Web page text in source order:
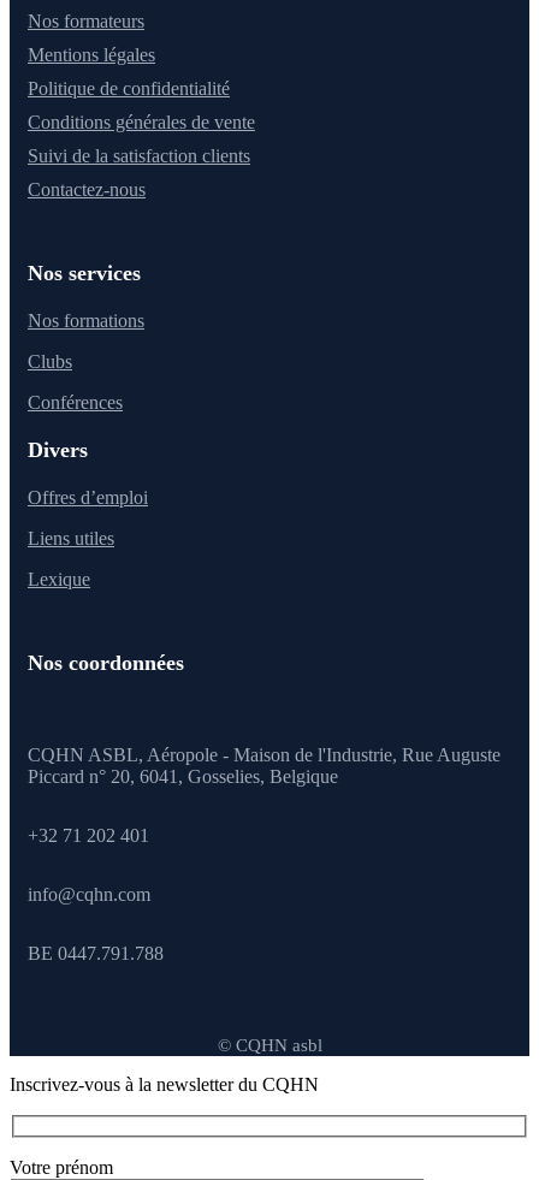
Nos formateurs
Mentions légales
Politique de confidentialité
Conditions générales de vente
Suivi de la satisfaction clients
Contactez-nous
Nos services
Nos formations
Clubs
Conférences
Divers
Offres d’emploi
Liens utiles
Lexique
Nos coordonnées
CQHN ASBL, Aéropole - Maison de l'Industrie, Rue Auguste
Piccard n° 20, 6041, Gosselies, Belgique
+32 71 202 401
info@cqhn.com
BE 0447.791.788
© CQHN asbl
Inscrivez-vous à la newsletter du CQHN
Votre prénom